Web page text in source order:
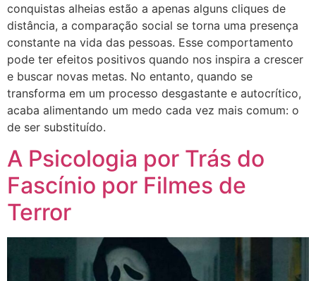
conquistas alheias estão a apenas alguns cliques de
distância, a comparação social se torna uma presença
constante na vida das pessoas. Esse comportamento
pode ter efeitos positivos quando nos inspira a crescer
e buscar novas metas. No entanto, quando se
transforma em um processo desgastante e autocrítico,
acaba alimentando um medo cada vez mais comum: o
de ser substituído.
A Psicologia por Trás do
Fascínio por Filmes de
Terror